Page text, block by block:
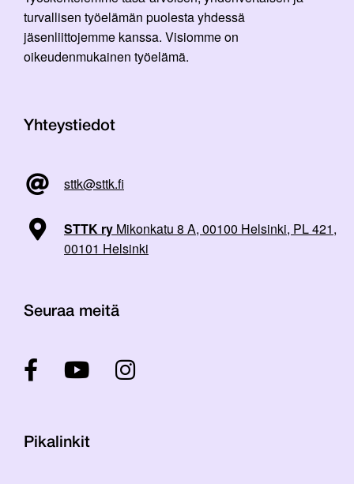
turvallisen työelämän puolesta yhdessä
jäsenliittojemme kanssa. Visiomme on
oikeudenmukainen työelämä.
Yhteystiedot
sttk@sttk.fi
STTK ry Mikonkatu 8 A, 00100 Helsinki, PL 421,
00101 Helsinki
Seuraa meitä
Pikalinkit